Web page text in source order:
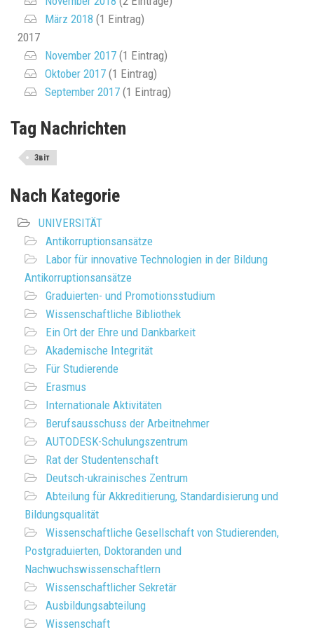
März 2018 (1 Eintrag)
2017
November 2017 (1 Eintrag)
Oktober 2017 (1 Eintrag)
September 2017 (1 Eintrag)
Tag Nachrichten
Звіт
Nach Kategorie
UNIVERSITÄT
Antikorruptionsansätze
Labor für innovative Technologien in der Bildung
Antikorruptionsansätze
Graduierten- und Promotionsstudium
Wissenschaftliche Bibliothek
Ein Ort der Ehre und Dankbarkeit
Akademische Integrität
Für Studierende
Erasmus
Internationale Aktivitäten
Berufsausschuss der Arbeitnehmer
AUTODESK-Schulungszentrum
Rat der Studentenschaft
Deutsch-ukrainisches Zentrum
Abteilung für Akkreditierung, Standardisierung und
Bildungsqualität
Wissenschaftliche Gesellschaft von Studierenden,
Postgraduierten, Doktoranden und
Nachwuchswissenschaftlern
Wissenschaftlicher Sekretär
Ausbildungsabteilung
Wissenschaft